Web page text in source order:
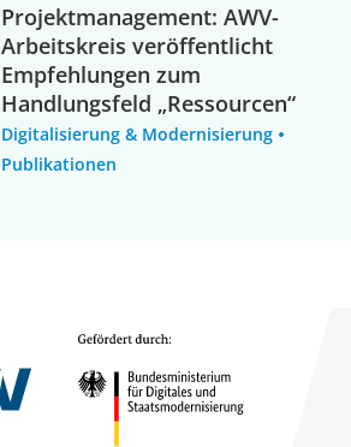
Projektmanagement: AWV-
Arbeitskreis veröffentlicht
Empfehlungen zum
Handlungsfeld „Ressourcen“
Digitalisierung & Modernisierung
Publikationen